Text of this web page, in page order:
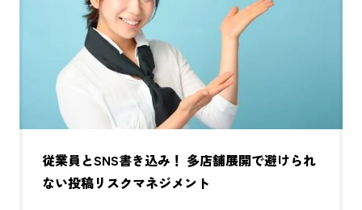
従業員とSNS書き込み！ 多店舗展開で避けられ
ない投稿リスクマネジメント